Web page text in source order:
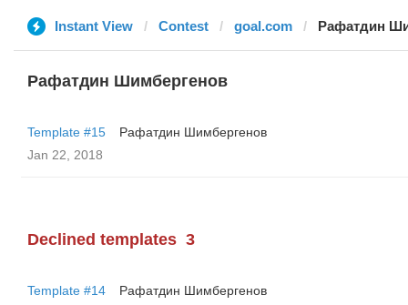
Instant View Contest goal.com Рафатдин
Рафатдин Шимбергенов
Template #15
Рафатдин Шимбергенов
Jan 22, 2018
Declined templates 3
Template #14
Рафатдин Шимбергенов